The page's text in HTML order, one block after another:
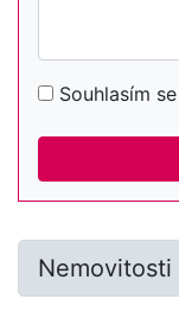
Souhlasím se
Nemovitosti